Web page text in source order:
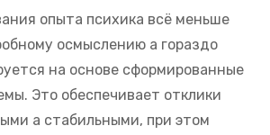
опыта психика всё меньше
осмыслению а гораздо
на основе сформированные
Это обеспечивает отклики
а стабильными, при этом